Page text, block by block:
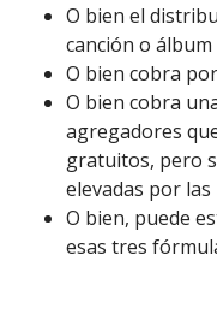
O bien el
canción o álbum
O bien cobra
O bien cobra
agregadores
gratuitos, pero
elevadas por las
O bien, puede
esas tres